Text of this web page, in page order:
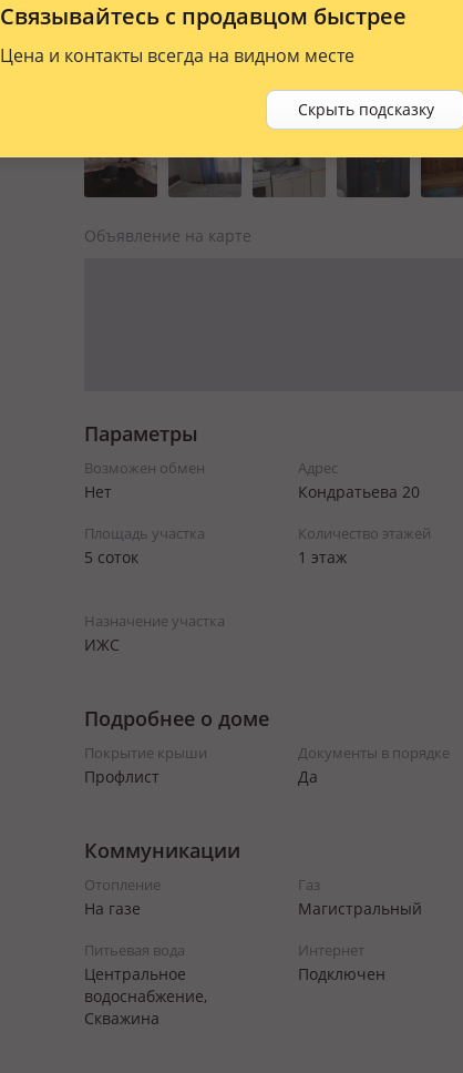
Связывайтесь с продавцом быстрее
Цена и контакты всегда на видном месте
Скрыть подсказку
Объявление на карте
Параметры
Возможен обмен
Нет
Адрес
Кондратьева 20
Площадь участка
5 соток
Количество этажей
1 этаж
Назначение участка
ИЖС
Подробнее о доме
Покрытие крыши
Профлист
Документы в порядке
Да
Коммуникации
Отопление
На газе
Газ
Магистральный
Питьевая вода
Центральное
водоснабжение,
Скважина
Интернет
Подключен